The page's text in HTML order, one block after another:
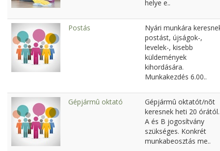
helye e..
Postás
Nyári munkára
postást, újságok-,
levelek-, kisebb
küldemények
kihordására.
Munkakezdés 6.00..
Gépjármû oktató
Gépjármû oktatót/nõt
keresnek heti 20 órától.
A és B jogosítvány
szükséges. Konkrét
munkabeosztás me..